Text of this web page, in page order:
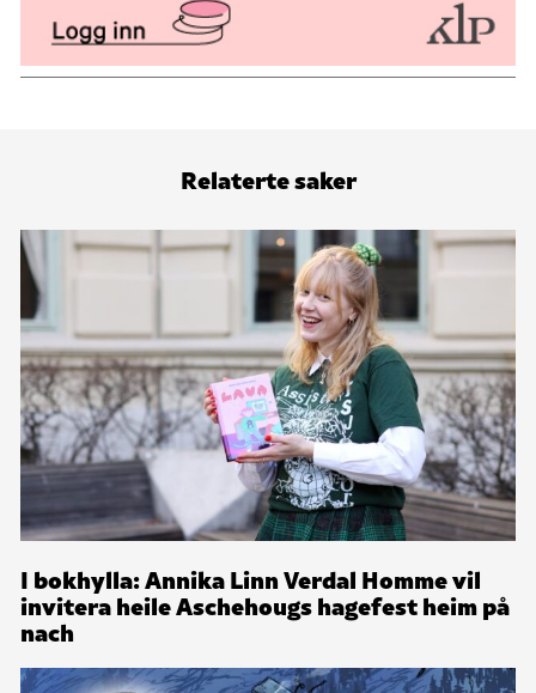
Relaterte saker
I bokhylla: Annika Linn Verdal Homme vil
invitera heile Aschehougs hagefest heim på
nach